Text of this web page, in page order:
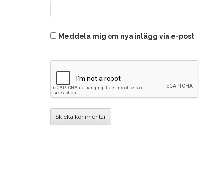
Meddela mig om nya inlägg via e-post.